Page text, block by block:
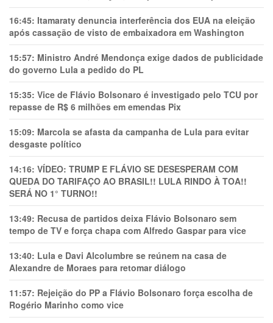
16:45: Itamaraty denuncia interferência dos EUA na eleição
após cassação de visto de embaixadora em Washington
15:57: Ministro André Mendonça exige dados de publicidade
do governo Lula a pedido do PL
15:35: Vice de Flávio Bolsonaro é investigado pelo TCU por
repasse de R$ 6 milhões em emendas Pix
15:09: Marcola se afasta da campanha de Lula para evitar
desgaste político
14:16: VÍDEO: TRUMP E FLÁVIO SE DESESPERAM COM
QUEDA DO TARIFAÇO AO BRASIL!! LULA RINDO À TOA!!
SERÁ NO 1° TURNO!!
13:49: Recusa de partidos deixa Flávio Bolsonaro sem
tempo de TV e força chapa com Alfredo Gaspar para vice
13:40: Lula e Davi Alcolumbre se reúnem na casa de
Alexandre de Moraes para retomar diálogo
11:57: Rejeição do PP a Flávio Bolsonaro força escolha de
Rogério Marinho como vice